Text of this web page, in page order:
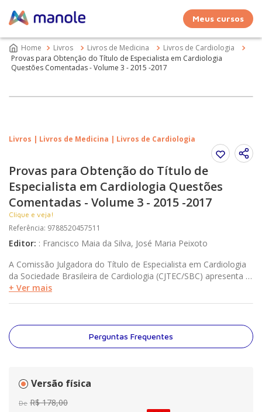
Meus cursos
Livros Livros de Medicina
Livros de Cardiologia
Provas para Obtenção do Título de Especialista em Cardiologia
Questões Comentadas - Volume 3 - 2015 -2017
Livros | Livros de Medicina | Livros de Cardiologia
Provas para Obtenção do Título de
Especialista em Cardiologia Questões
Comentadas - Volume 3 - 2015 -2017
Clique e veja!
Referência: 9788520457511
Editor: : Francisco Maia da Silva, José Maria Peixoto
A Comissão Julgadora do Título de Especialista em Cardiologia
da Sociedade Brasileira de Cardiologia (CJTEC/SBC) apresenta a
5ª edição do livro de questões comentadas das provas para
e 2017. O principal objetivo é ajudar o leitor a se familiarizar
com as questões das provas para obtenção do TEC, bem como
revisitar os temas contemplados no programa de formação do
dos livros-texto da época e das diretrizes publicadas até o
+ Ver mais
Perguntas Frequentes
Versão física
De R$ 178,00